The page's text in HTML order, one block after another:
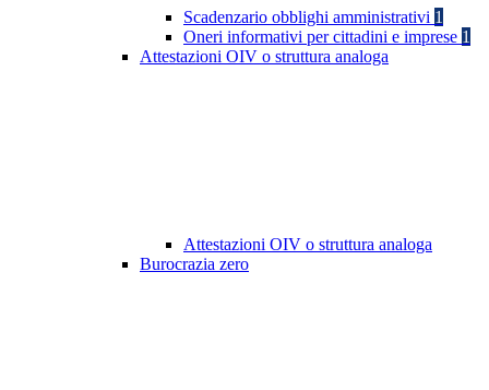
Scadenzario obblighi amministrativi 1
Oneri informativi per cittadini e imprese 1
Attestazioni OIV o struttura analoga
Attestazioni OIV o struttura analoga
Burocrazia zero